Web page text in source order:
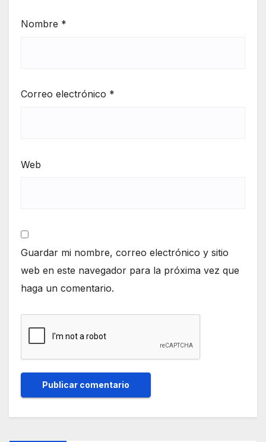
Nombre *
Correo electrónico *
Web
Guardar mi nombre, correo electrónico y sitio
web en este navegador para la próxima vez que
haga un comentario.